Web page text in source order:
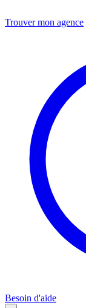
Trouver mon agence
Besoin d'aide